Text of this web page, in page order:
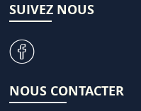
SUIVEZ NOUS
v
NOUS CONTACTER